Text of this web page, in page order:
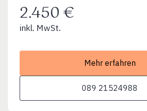
2.450 €
inkl. MwSt.
Mehr erfahren
089 21524988